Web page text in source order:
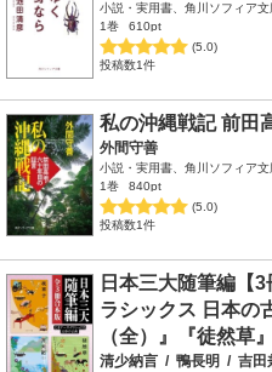
小説・実用書、角川ソフィア文
1巻
610pt
(5.0)
投稿数1件
私の沖縄戦記 前田
外間守善
小説・実用書、角川ソフィア文
1巻
840pt
(5.0)
投稿数1件
日本三大随筆編【
ラシックス 日本の
（全）』『徒然草』
清少納言 / 鴨長明 / 吉田